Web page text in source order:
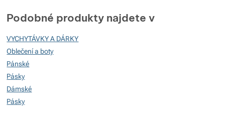
100%
Hodnocení
Podobné produkty najdete v
VYCHYTÁVKY A DÁRKY
Oblečení a boty
Pánské
Pásky
Dámské
Pásky